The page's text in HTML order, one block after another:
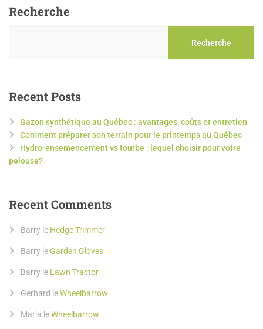
Recherche
Recherche
Recent Posts
Gazon synthétique au Québec : avantages, coûts et entretien
Comment préparer son terrain pour le printemps au Québec
Hydro-ensemencement vs tourbe : lequel choisir pour votre
pelouse?
Recent Comments
Barry le Hedge Trimmer
Barry leGarden Gloves
Barry le Lawn Tractor
Gerhard leWheelbarrow
Maria leWheelbarrow